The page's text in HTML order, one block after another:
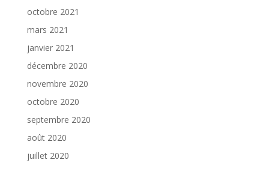
octobre 2021
mars 2021
janvier 2021
décembre 2020
novembre 2020
octobre 2020
septembre 2020
août 2020
juillet 2020